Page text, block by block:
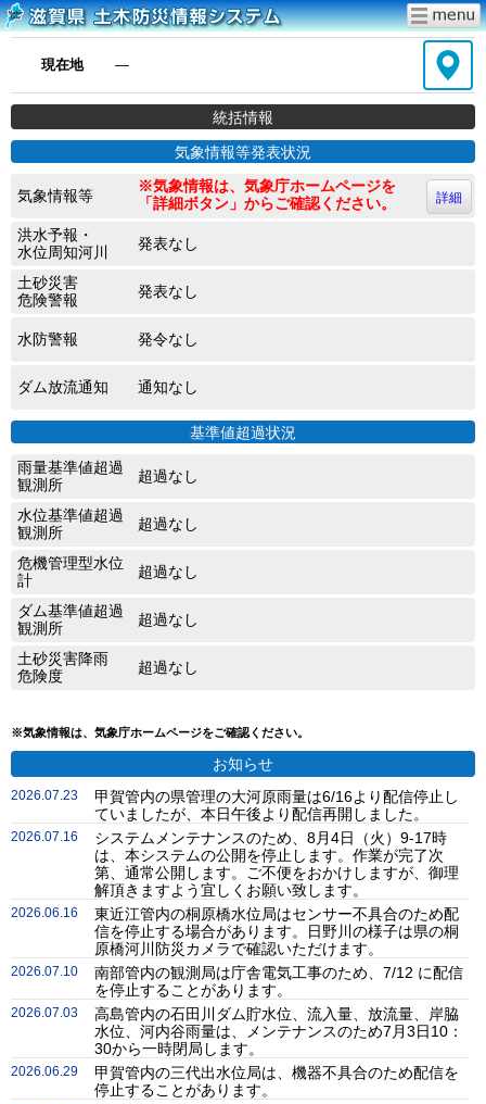
現在地 ―
統括情報
気象情報等発表状況
気象情報等
※気象情報は、気象庁ホームページを
「詳細ボタン」からご確認ください。
詳細
洪水予報・
水位周知河川
発表なし
土砂災害
危険警報
発表なし
水防警報 発令なし
ダム放流通知 通知なし
基準値超過状況
雨量基準値超過
観測所
超過なし
水位基準値超過
観測所
超過なし
危機管理型水位
計
超過なし
ダム基準値超過
観測所
超過なし
土砂災害降雨
危険度
超過なし
※気象情報は、気象庁ホームページをご確認ください。
お知らせ
2026.07.23
甲賀管内の県管理の大河原雨量は6/16より配信停止し
ていましたが、本日午後より配信再開しました。
2026.07.16
システムメンテナンスのため、8月4日（火）9-17時
は、本システムの公開を停止します。作業が完了次
第、通常公開します。ご不便をおかけしますが、御理
解頂きますよう宜しくお願い致します。
2026.06.16
東近江管内の桐原橋水位局はセンサー不具合のため配
信を停止する場合があります。日野川の様子は県の桐
原橋河川防災カメラで確認いただけます。
2026.07.10
南部管内の観測局は庁舎電気工事のため、7/12 に配信
を停止することがあります。
2026.07.03
高島管内の石田川ダム貯水位、流入量、放流量、岸脇
水位、河内谷雨量は、メンテナンスのため7月3日10：
30から一時閉局します。
2026.06.29
甲賀管内の三代出水位局は、機器不具合のため配信を
停止することがあります。